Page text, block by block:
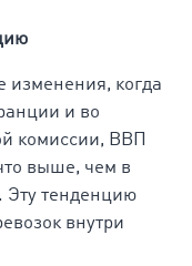
изменения, когда
​​и во
комиссии, ВВП
выше, чем в
Эту тенденцию
внутри